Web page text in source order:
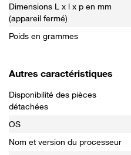
Dimensions L x l x p en mm
(appareil fermé)
Poids en grammes
Autres caractéristiques
Disponibilité des pièces
détachées
OS
Nom et version du processeur